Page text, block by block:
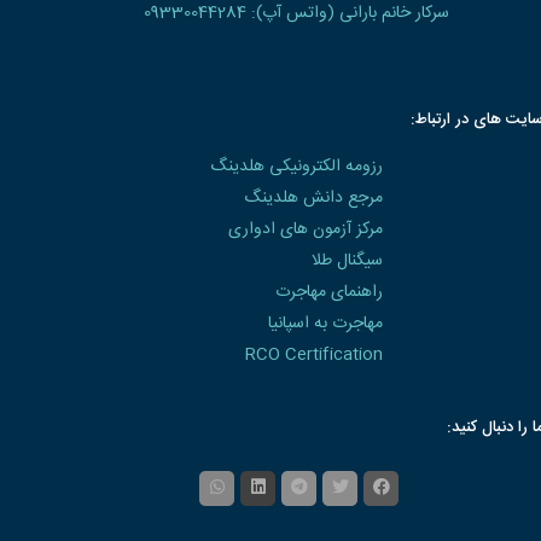
سرکار خانم بارانی (واتس آپ): 09330044284
های در ارتباط:
رزومه الکترونیکی هلدینگ
مرجع دانش هلدینگ
مرکز آزمون های ادواری
سیگنال طلا
راهنمای مهاجرت
مهاجرت به اسپانیا
RCO Certification
را دنبال کنید: